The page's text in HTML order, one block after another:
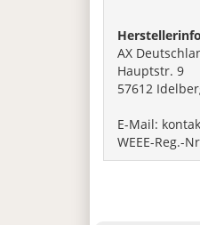
AX
Hauptstr. 9
57612
E-Mail:
WEEE-Reg.-